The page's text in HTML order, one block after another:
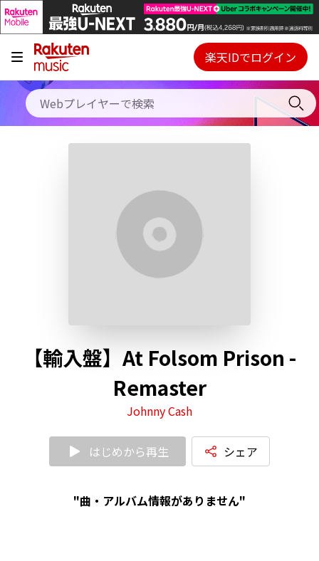
キャンペーン
料金プラン
使い方
Webプレイヤー
ご契約内容の確認・変更
楽天IDでログイン
【輸入盤】At Folsom Prison -
Remaster
Johnny Cash
はじめから再生 シェア
"曲・アルバム情報がありません"